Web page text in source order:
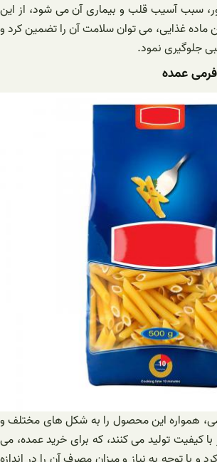
سبب آسیب قلب و بیماری آن می شود، از این
ماده غذایی، می توان سلامت آن را تضمین کرد و
جلوگیری نمود.
فرمی عمده
همواره این محصول را به شکل های مختلف و
کیفیت تولید می کنند، که برای خرید عمده، می